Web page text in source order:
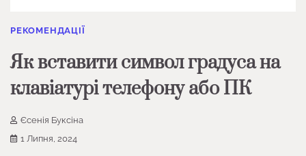
РЕКОМЕНДАЦІЇ
Як вставити символ градуса на
клавіатурі телефону або ПК
Єсенія Буксіна
1 Липня, 2024